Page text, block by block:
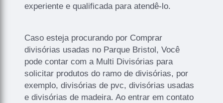
experiente e qualificada para atendê-lo.
Caso esteja procurando por Comprar
divisórias usadas no Parque Bristol, Você
pode contar com a Multi Divisórias para
solicitar produtos do ramo de divisórias, por
exemplo, divisórias de pvc, divisórias usadas
e divisórias de madeira. Ao entrar em contato